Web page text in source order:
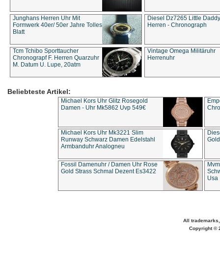
Junghans Herren Uhr Mit
Formwerk 40er/ 50er Jahre Tolles
Blatt
Diesel Dz7265 Little Daddy
Herren - Chronograph
Tcm Tchibo Sporttaucher
Chronograpf F. Herren Quarzuhr
M. Datum U. Lupe, 20atm
Vintage Omega Militäruhr
Herrenuhr
Beliebteste Artikel:
Michael Kors Uhr Glitz Rosegold
Damen - Uhr Mk5862 Uvp 549€
Michael Kors Uhr Mk3221 Slim
Runway Schwarz Damen Edelstahl
Armbanduhr Analogneu
Fossil Damenuhr / Damen Uhr Rose
Gold Strass Schmal Dezent Es3422
Usa
All
Copyright ©